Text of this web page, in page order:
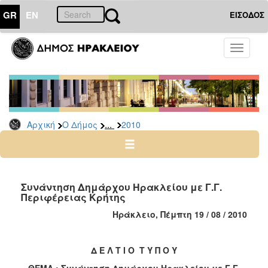
GR EN ΕΙΣΟΔΟΣ
Toggle
Αρχική Ο Δήμος ... 2010
ΔΗΜΟΣ
Δελτία
Τύπου
Αρχείο
2026
2024
2022
Συνάντηση Δημάρχου Ηρακλείου με Γ.Γ.
Περιφέρειας Κρήτης
Ηράκλειο, Πέμπτη 19 / 08 / 2010
Δ Ε Λ Τ Ι Ο Τ Υ Π Ο Υ